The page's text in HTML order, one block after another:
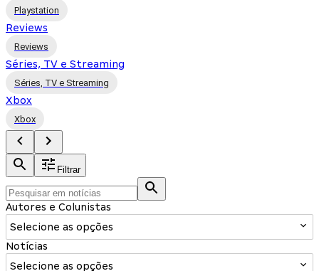
Playstation
Reviews
Reviews
Séries, TV e Streaming
Séries, TV e Streaming
Xbox
Xbox
Filtrar
Autores e Colunistas
Selecione as opções
Notícias
Selecione as opções